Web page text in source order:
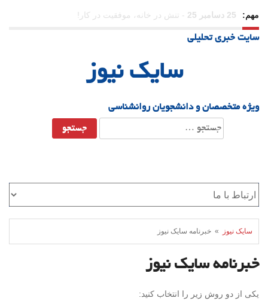
مهم: 23 دسامبر 25 - چرا اراده می‌کنیم ولی شکست می‌خوریم؟
21 دسامبر 25
سایت خبری تحلیلی
سایک نیوز
ویژه متخصصان و دانشجویان روانشناسی
جستجو
برای:
سایک نیوز » خبرنامه سایک نیوز
خبرنامه سایک نیوز
یکی از دو روش زیر را انتخاب کنید: